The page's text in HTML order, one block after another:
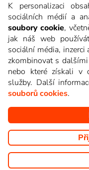
Copyright © goNET
obrázky z pořadů TV
K personalizaci
sociálních médií a
soubory cookie,
jak náš web
sociální média, inzerci
zkombinovat s
nebo které získali v
služby. Další
souborů cookies.